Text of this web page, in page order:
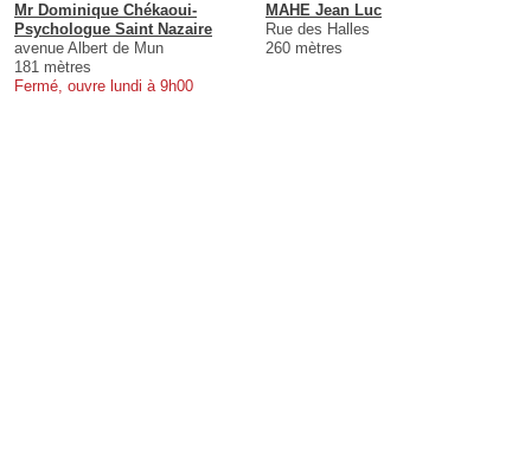
Mr Dominique Chékaoui-
Psychologue Saint Nazaire
avenue Albert de Mun
181 mètres
Fermé, ouvre lundi à 9h00
MAHE Jean Luc
Rue des Halles
260 mètres